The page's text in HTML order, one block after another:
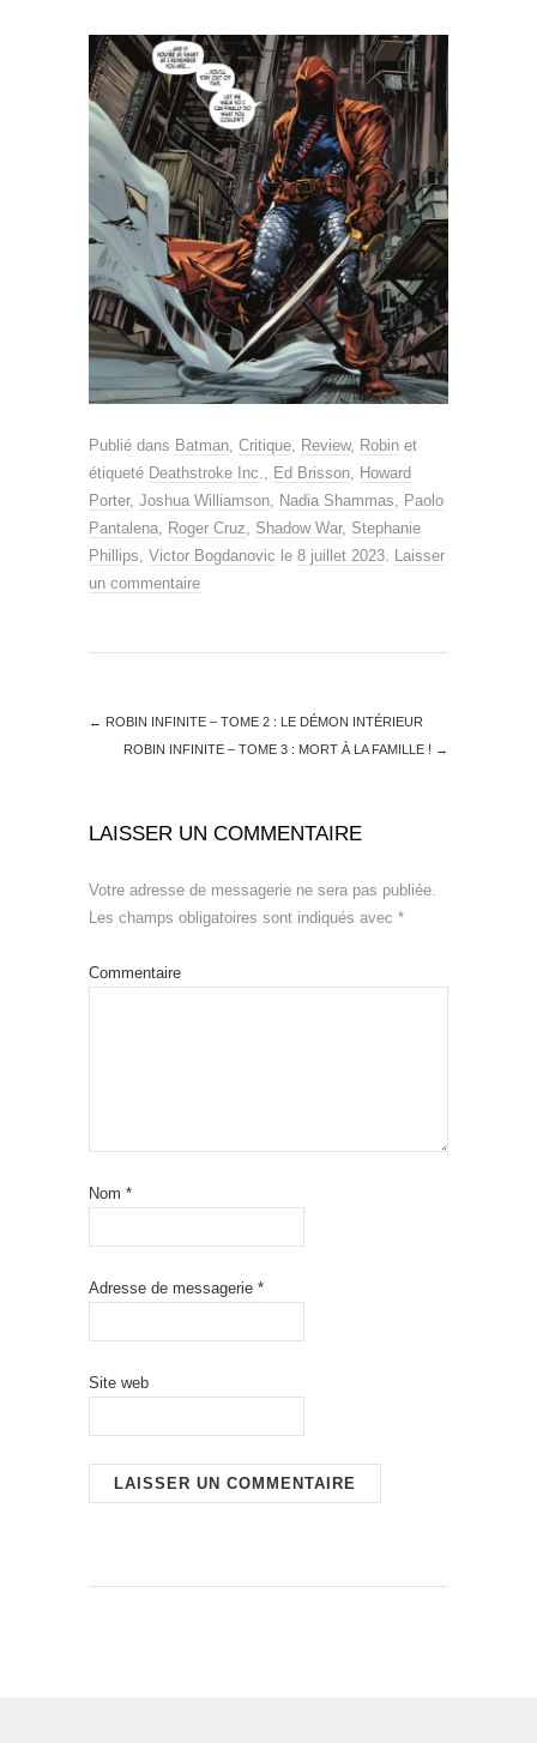
Publié dans Batman Critique Review, Robin et
étiqueté Deathstroke Inc. Ed Brisson Howard
Porter, Joshua Williamson Nadia Shammas
Paolo
Pantalena Roger Cruz Shadow War, Stephanie
Phillips Victor Bogdanovic le 8 juillet 2023 Laisser
un commentaire
← ROBIN INFINITE – TOME 2 : LE DÉMON INTÉRIEUR
ROBIN INFINITE – TOME 3 : MORT À LA FAMILLE ! →
LAISSER UN COMMENTAIRE
Votre adresse de messagerie ne sera pas publiée.
Les champs obligatoires sont indiqués avec *
Commentaire
Nom *
Adresse de messagerie *
Site web